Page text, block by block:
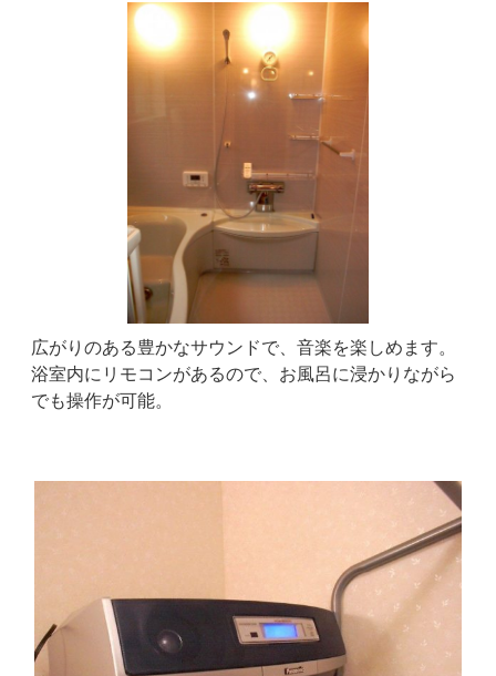
広がりのある豊かなサウンドで、音楽を楽しめます。
浴室内にリモコンがあるので、お風呂に浸かりながら
でも操作が可能。